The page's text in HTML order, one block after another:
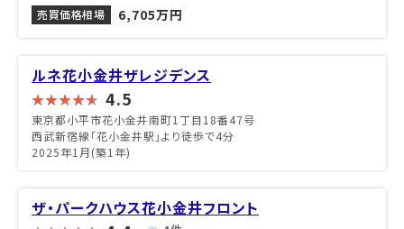
売買価格相場
6,705万円
ルネ花小金井ザレジデンス
4.5
東京都小平市花小金井南町1丁目18番47号
西武新宿線「花小金井駅」より徒歩で4分
2025年1月(築1年)
ザ・パークハウス花小金井フロント